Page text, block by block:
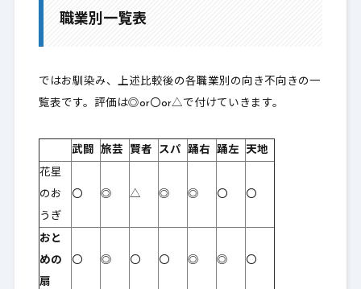
職業別一覧表
ではお馴染み、上述比較後の各職業別の向き不向きの一
覧表です。評価は◎or〇or△で付けていきます。
武闘 旅芸 賢者 スパ 踊右 踊左 天地
花星
のお
うぎ
〇 ◎ △ ◎ ◎ 〇 〇
おと
めの
扇
〇 ◎ 〇 〇 ◎ ◎ 〇